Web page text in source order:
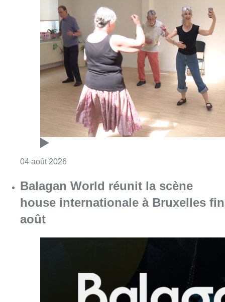
04 août 2026
Balagan World réunit la scène
house internationale à Bruxelles fin
août